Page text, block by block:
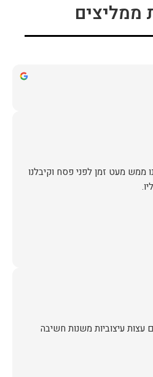
ממליצים
ממש מעט זמן לפני פסח וקיבלנו
עצות עיצוביות משנות חשיבה